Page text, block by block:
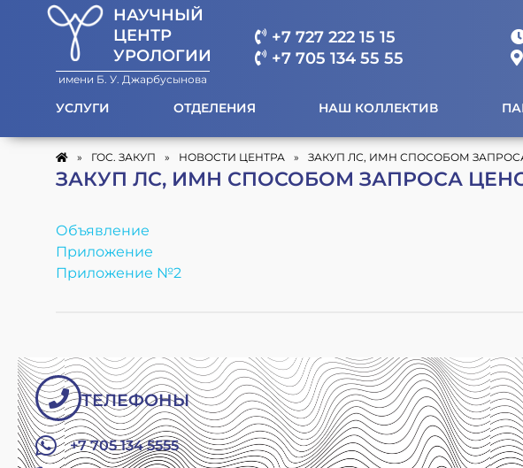
НАУЧНЫЙ
ЦЕНТР
УРОЛОГИИ
имени Б. У. Джарбусынова
+7 727 222 15 15
+7 705 134 55 55
УСЛУГИ ОТДЕЛЕНИЯ НАШ КОЛЛЕКТИВ
» ГОС. ЗАКУП » НОВОСТИ ЦЕНТРА » ЗАКУП ЛС, ИМН СПОСОБОМ
ЗАКУП ЛС, ИМН СПОСОБОМ ЗАПРОСА
Объявление
Приложение
Приложение №2
ТЕЛЕФОНЫ
+7 705 134 5555